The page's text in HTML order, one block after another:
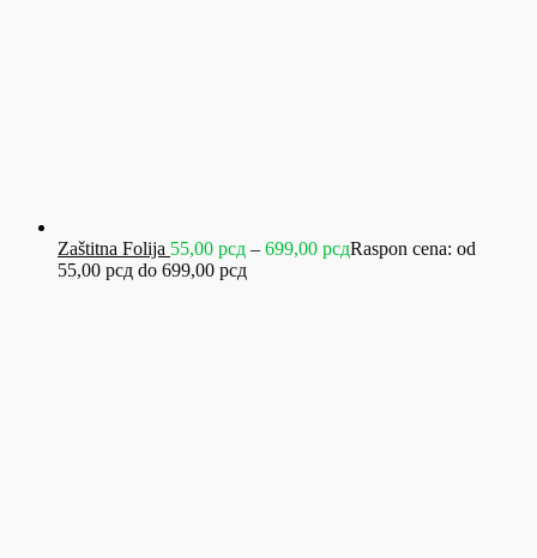
Zaštitna Folija 55,00 рсд – 699,00 рсдRaspon cena: od
55,00 рсд do 699,00 рсд